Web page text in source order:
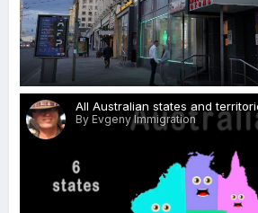
By Evgeny Immigration